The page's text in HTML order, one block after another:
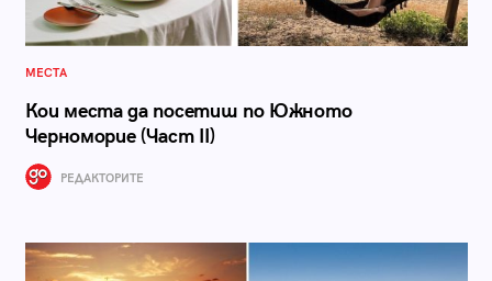
МЕСТА
Кои места да посетиш по Южното
Черноморие (Част II)
РЕДАКТОРИТЕ